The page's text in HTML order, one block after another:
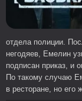
отдела полиции.
негодяев, Емелин
подписан приказ, и
По такому случаю
в ресторане, но его